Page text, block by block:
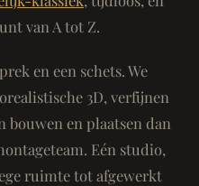
van A tot Z.
en een schets. We
3D, verfijnen
bouwen en plaatsen dan
Eén studio,
ruimte tot afgewerkt